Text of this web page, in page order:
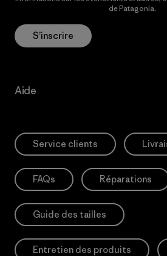
de Patagonia.
S’inscrire
Aide
Service clients
FAQs Réparations
Guide des tailles
Entretien des produits